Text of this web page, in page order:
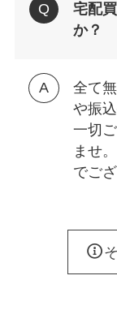
宅配
か？
全て
や振
一切
ませ
でご